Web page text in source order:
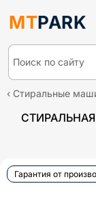
MTPARK
Поиск по сайту
Стиральные
СТИРАЛЬНАЯ
Гарантия от